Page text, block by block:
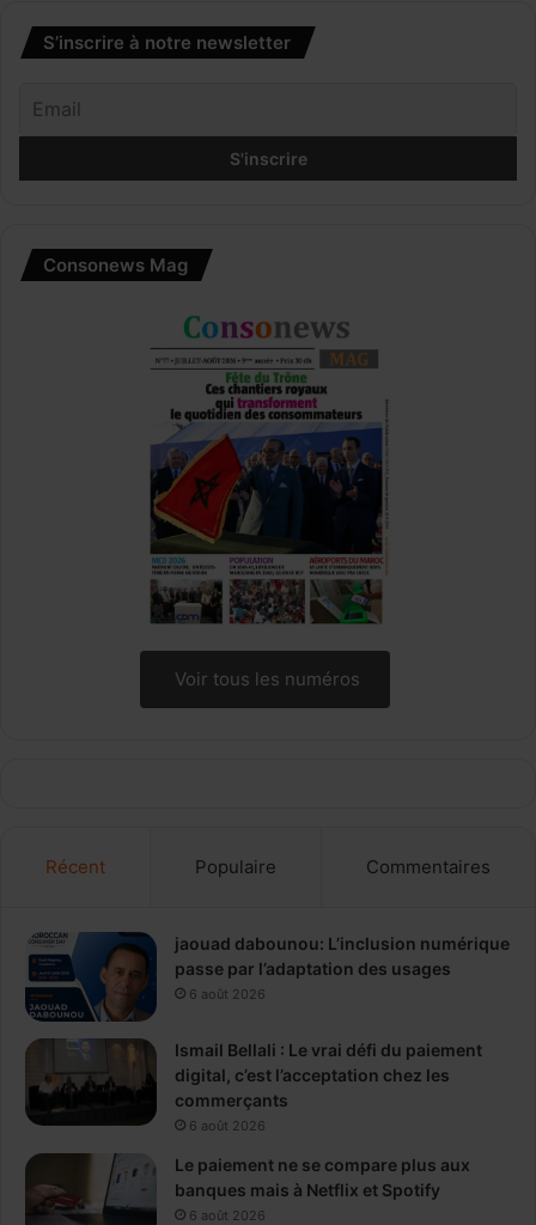
S’inscrire à notre newsletter
Consonews Mag
Voir tous les numéros
Récent Populaire Commentaires
jaouad dabounou: L’inclusion numérique
passe par l’adaptation des usages
6 août 2026
Ismail Bellali : Le vrai défi du paiement
digital, c’est l’acceptation chez les
commerçants
6 août 2026
Le paiement ne se compare plus aux
banques mais à Netflix et Spotify
6 août 2026